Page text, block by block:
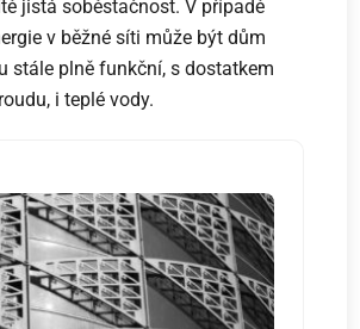
jistá soběstačnost. V případě
v běžné síti může být dům
stále plně funkční, s dostatkem
i teplé vody.